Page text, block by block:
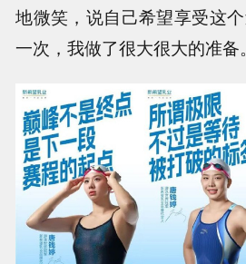
地微笑，说自己希望享受这
一次，我做了很大很大的准备